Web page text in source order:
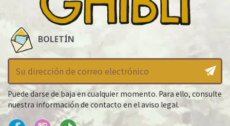
BOLETÍN
Puede darse de baja en cualquier momento. Para ello, consulte
nuestra información de contacto en el aviso legal.